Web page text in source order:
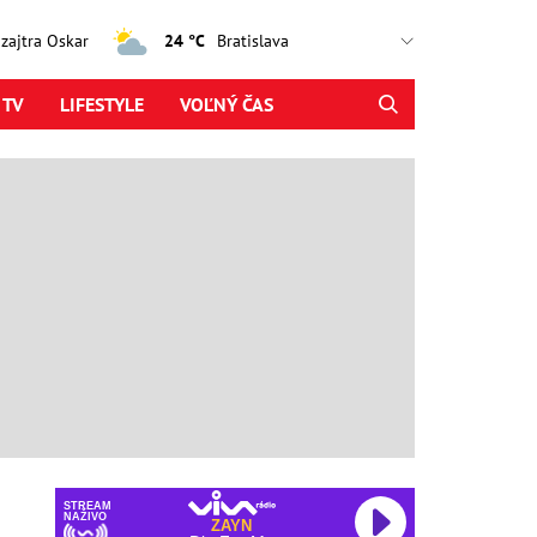
Oskar 24 °C
LIFESTYLE VOĽNÝ ČAS
STREAM
NAŽIVO
ZAYN